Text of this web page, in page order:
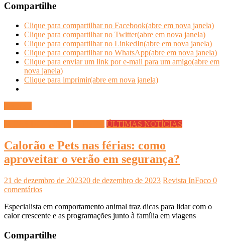
Compartilhe
Clique para compartilhar no Facebook(abre em nova janela)
Clique para compartilhar no Twitter(abre em nova janela)
Clique para compartilhar no LinkedIn(abre em nova janela)
Clique para compartilhar no WhatsApp(abre em nova janela)
Clique para enviar um link por e-mail para um amigo(abre em
nova janela)
Clique para imprimir(abre em nova janela)
ÚLTIMAS NOTÍCIAS
Calorão e Pets nas férias: como
aproveitar o verão em segurança?
21 de dezembro de 202320 de dezembro de 2023 Revista InFoco 0
comentários
Especialista em comportamento animal traz dicas para lidar com o
calor crescente e as programações junto à família em viagens
Compartilhe